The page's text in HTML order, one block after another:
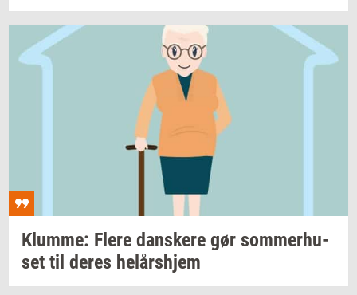
Klum­me: Flere dan­ske­re gør som­mer­hu­
set til deres helårs­hjem